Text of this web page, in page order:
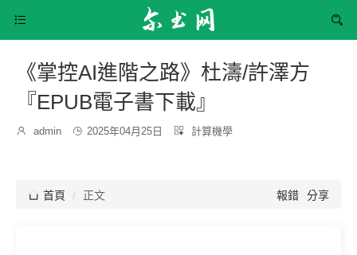


《掌控AI進階之路》杜濤/許澤方
『EPUB電子書下載』

博
admin  發
2025年04月25日 
分
計算機學
 首頁 正文 報錯 分享